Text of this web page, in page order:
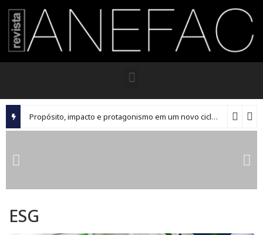
Propósito, impacto e protagonismo em um novo ciclo para os executivos brasileiros
ESG